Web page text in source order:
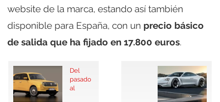
website de la marca, estando así también
disponible para España, con un precio básico
de salida que ha fijado en 17.800 euros.
Del
pasado
al